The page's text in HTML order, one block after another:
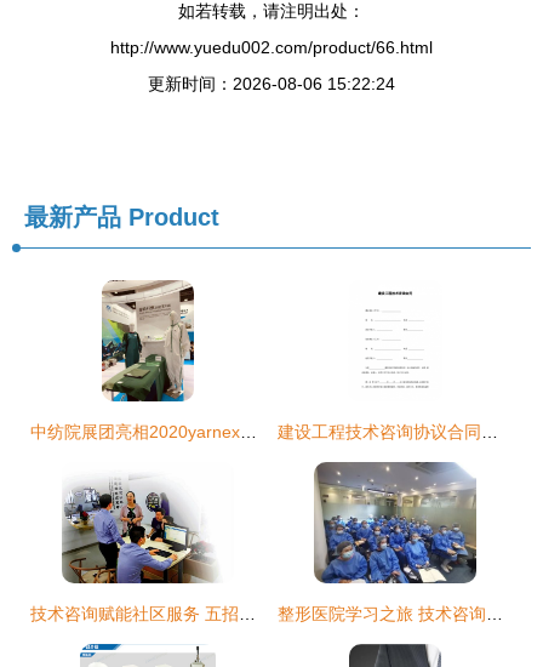
如若转载，请注明出处：
http://www.yuedu002.com/product/66.html
更新时间：2026-08-06 15:22:24
最新产品 Product